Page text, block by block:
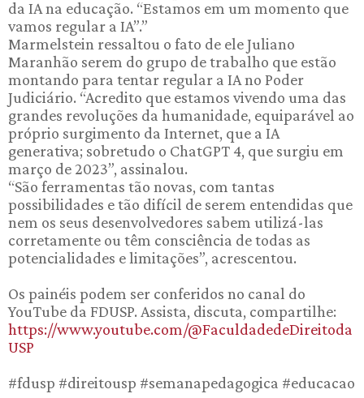
da IA na educação. “Estamos em um momento que
vamos regular a IA”.”
Marmelstein ressaltou o fato de ele Juliano
Maranhão serem do grupo de trabalho que estão
montando para tentar regular a IA no Poder
Judiciário. “Acredito que estamos vivendo uma das
grandes revoluções da humanidade, equiparável ao
próprio surgimento da Internet, que a IA
generativa; sobretudo o ChatGPT 4, que surgiu em
março de 2023”, assinalou.
“São ferramentas tão novas, com tantas
possibilidades e tão difícil de serem entendidas que
nem os seus desenvolvedores sabem utilizá-las
corretamente ou têm consciência de todas as
potencialidades e limitações”, acrescentou.
Os painéis podem ser conferidos no canal do
YouTube da FDUSP. Assista, discuta, compartilhe:
https://www.youtube.com/@FaculdadedeDireitoda
USP
#fdusp #direitousp #semanapedagogica #educacao